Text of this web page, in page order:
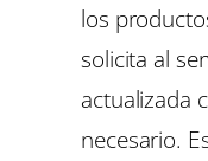
los
solicita al
actualizada
necesario.